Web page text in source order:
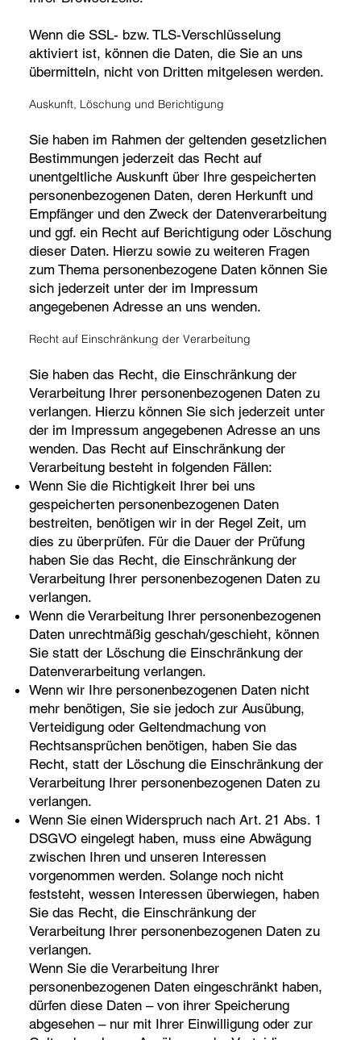
Wenn die SSL- bzw. TLS-Verschlüsselung
aktiviert ist, können die Daten, die Sie an uns
übermitteln, nicht von Dritten mitgelesen werden.
Auskunft, Löschung und Berichtigung
Sie haben im Rahmen der geltenden gesetzlichen
Bestimmungen jederzeit das Recht auf
unentgeltliche Auskunft über Ihre gespeicherten
personenbezogenen Daten, deren Herkunft und
Empfänger und den Zweck der Datenverarbeitung
und ggf. ein Recht auf Berichtigung oder Löschung
dieser Daten. Hierzu sowie zu weiteren Fragen
zum Thema personenbezogene Daten können Sie
sich jederzeit unter der im Impressum
angegebenen Adresse an uns wenden.
Recht auf Einschränkung der Verarbeitung
Sie haben das Recht, die Einschränkung der
Verarbeitung Ihrer personenbezogenen Daten zu
verlangen. Hierzu können Sie sich jederzeit unter
der im Impressum angegebenen Adresse an uns
wenden. Das Recht auf Einschränkung der
Verarbeitung besteht in folgenden Fällen:
Wenn Sie die Richtigkeit Ihrer bei uns
gespeicherten personenbezogenen Daten
bestreiten, benötigen wir in der Regel Zeit, um
dies zu überprüfen. Für die Dauer der Prüfung
haben Sie das Recht, die Einschränkung der
Verarbeitung Ihrer personenbezogenen Daten zu
verlangen.
Wenn die Verarbeitung Ihrer personenbezogenen
Daten unrechtmäßig geschah/geschieht, können
Sie statt der Löschung die Einschränkung der
Datenverarbeitung verlangen.
Wenn wir Ihre personenbezogenen Daten nicht
mehr benötigen, Sie sie jedoch zur Ausübung,
Verteidigung oder Geltendmachung von
Rechtsansprüchen benötigen, haben Sie das
Recht, statt der Löschung die Einschränkung der
Verarbeitung Ihrer personenbezogenen Daten zu
verlangen.
Wenn Sie einen Widerspruch nach Art. 21 Abs. 1
DSGVO eingelegt haben, muss eine Abwägung
zwischen Ihren und unseren Interessen
vorgenommen werden. Solange noch nicht
feststeht, wessen Interessen überwiegen, haben
Sie das Recht, die Einschränkung der
Verarbeitung Ihrer personenbezogenen Daten zu
verlangen.
Wenn Sie die Verarbeitung Ihrer
personenbezogenen Daten eingeschränkt haben,
dürfen diese Daten – von ihrer Speicherung
abgesehen – nur mit Ihrer Einwilligung oder zur